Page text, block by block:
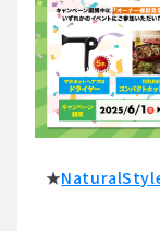
★NaturalStyle